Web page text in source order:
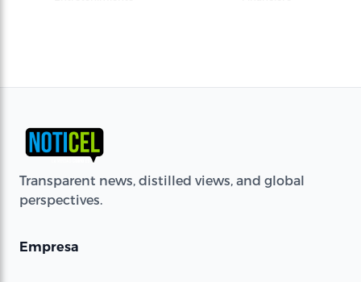
Transparent news, distilled views, and global
perspectives.
Empresa